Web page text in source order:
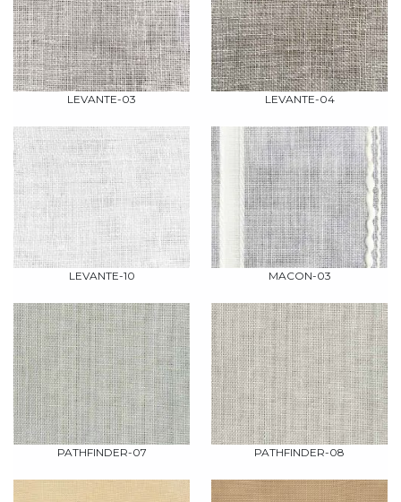
LEVANTE-03 LEVANTE-04
LEVANTE-10 MACON-03
PATHFINDER-07 PATHFINDER-08